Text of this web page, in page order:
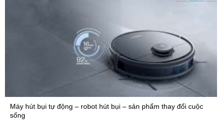
Máy hút bụi tự động – robot hút bụi – sản phẩm thay đổi cuộc
sống